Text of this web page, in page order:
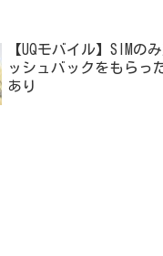
【UQモバイル】SIMの
ッシュバックをもらっ
あり